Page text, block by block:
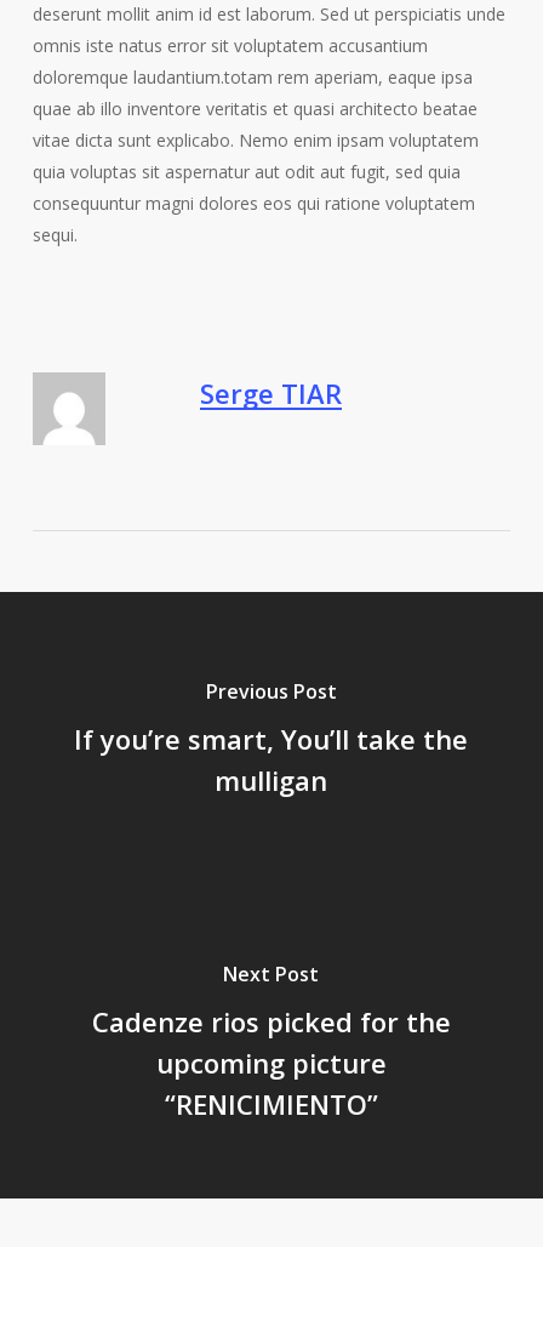
deserunt mollit anim id est laborum. Sed ut perspiciatis unde
omnis iste natus error sit voluptatem accusantium
doloremque laudantium.totam rem aperiam, eaque ipsa
quae ab illo inventore veritatis et quasi architecto beatae
vitae dicta sunt explicabo. Nemo enim ipsam voluptatem
quia voluptas sit aspernatur aut odit aut fugit, sed quia
consequuntur magni dolores eos qui ratione voluptatem
sequi.
Serge TIAR
Previous Post
If you’re smart, You’ll take the
mulligan
Next Post
Cadenze rios picked for the
upcoming picture
“RENICIMIENTO”